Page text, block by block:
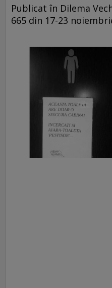
Publicat în Dilema
665 din 17-23